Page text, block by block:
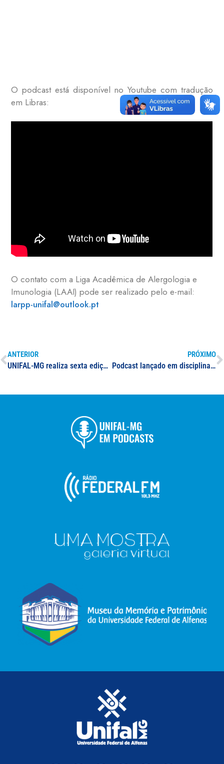
O podcast está disponível no Youtube com tradução
em Libras:
O contato com a Liga Acadêmica de Alergologia e
Imunologia (LAAI) pode ser realizado pelo e-mail:
larpp-unifal@outlook.pt
ANTERIOR
UNIFAL-MG realiza sexta edição do Simpósio Internacional Multidisciplinar do Assoalho Pélvico
PRÓXIMO
Podcast lançado em disciplina do curso de Ciências Sociais introduz jovens ao universo dos movimentos estudantis